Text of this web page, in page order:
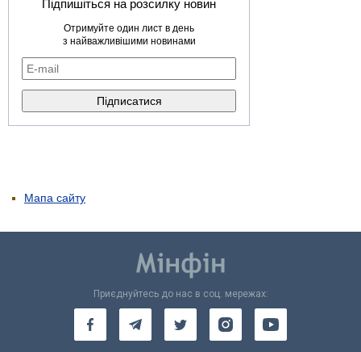
Підпишіться на розсилку новин
Отримуйте один лист в день
з найважливішими новинами
Мапа сайту
Приєднуйтесь до нас в соц. мережах: